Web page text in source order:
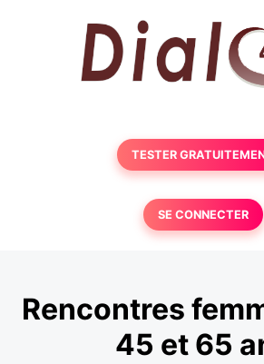
TESTER
SE CONNECTER
Rencontres
45 et 65